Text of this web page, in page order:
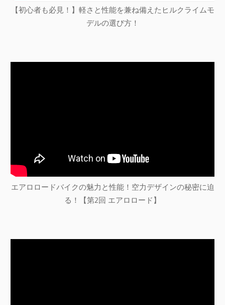
【初心者も必見！】軽さと性能を兼ね備えたヒルクライムモ
デルの選び方！
エアロロードバイクの魅力と性能！空力デザインの秘密に迫
る！【第2回 エアロロード】